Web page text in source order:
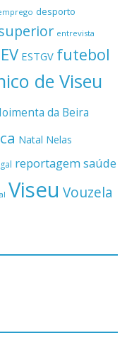
desporto
entrevista
ESTGV futebol
de Viseu
da Beira
Natal Nelas
reportagemsaúde
Viseu Vouzela